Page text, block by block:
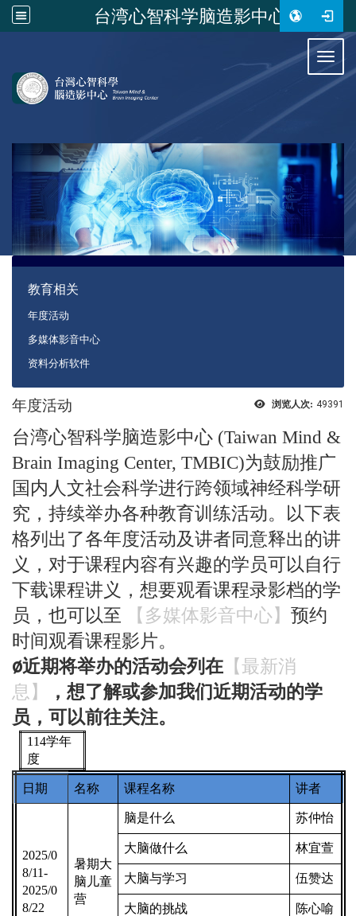
台湾心智科学脑造影中心
教育相关
年度活动
多媒体影音中心
资料分析软件
浏览人次: 49391
年度活动
台湾心智科学脑造影中心 (Taiwan Mind &
Brain Imaging Center, TMBIC)为鼓励推广
国内人文社会科学进行跨领域神经科学研
究，持续举办各种教育训练活动。以下表
格列出了各年度活动及讲者同意释出的讲
义，对于课程内容有兴趣的学员可以自行
下载课程讲义， 想要观看课程录影档的学
员，也可以至
【 多媒体影音中心 】 预约
时间观看课程影片。
ø近期将举办的活动会列在 【最新消
息】
，想了解或参加我们近期活动的学
员，可以前往关注。
114学年
度
日期 名称 课程名称 讲者
2025/0
8/11-
2025/0
8/22
暑期大
脑儿童
营
脑是什么 苏仲怡
大脑做什么 林宜萱
大脑与学习 伍赞达
大脑的挑战 陈心喻